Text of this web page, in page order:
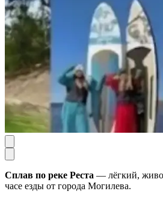
Сплав по реке Реста — лёгкий,
часе езды от города Могилева.